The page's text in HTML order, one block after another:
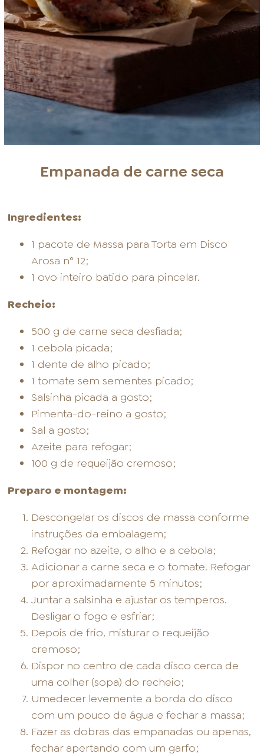
Empanada de carne seca
Ingredientes:
1 pacote de Massa para Torta em Disco
Arosa n° 12;
1 ovo inteiro batido para pincelar.
Recheio:
500 g de carne seca desfiada;
1 cebola picada;
1 dente de alho picado;
1 tomate sem sementes picado;
Salsinha picada a gosto;
Pimenta-do-reino a gosto;
Sal a gosto;
Azeite para refogar;
100 g de requeijão cremoso;
Preparo e montagem:
Descongelar os discos de massa conforme
instruções da embalagem;
Refogar no azeite, o alho e a cebola;
Adicionar a carne seca e o tomate. Refogar
por aproximadamente 5 minutos;
Juntar a salsinha e ajustar os temperos.
Desligar o fogo e esfriar;
Depois de frio, misturar o requeijão
cremoso;
Dispor no centro de cada disco cerca de
uma colher (sopa) do recheio;
Umedecer levemente a borda do disco
com um pouco de água e fechar a massa;
Fazer as dobras das empanadas ou apenas,
fechar apertando com um garfo;